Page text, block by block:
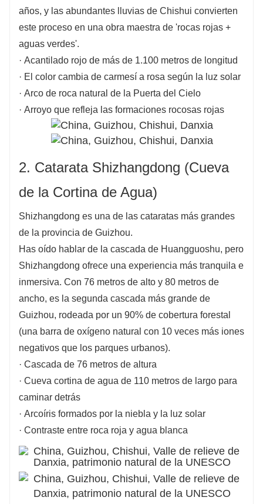
años, y las abundantes lluvias de Chishui convierten
este proceso en una obra maestra de 'rocas rojas +
aguas verdes'.
· Acantilado rojo de más de 1.100 metros de longitud
· El color cambia de carmesí a rosa según la luz solar
· Arco de roca natural de la Puerta del Cielo
· Arroyo que refleja las formaciones rocosas rojas
2. Catarata Shizhangdong (Cueva
de la Cortina de Agua)
Shizhangdong es una de las cataratas más grandes
de la provincia de Guizhou.
Has oído hablar de la cascada de Huangguoshu, pero
Shizhangdong ofrece una experiencia más tranquila e
inmersiva. Con 76 metros de alto y 80 metros de
ancho, es la segunda cascada más grande de
Guizhou, rodeada por un 90% de cobertura forestal
(una barra de oxígeno natural con 10 veces más iones
negativos que los parques urbanos).
· Cascada de 76 metros de altura
· Cueva cortina de agua de 110 metros de largo para
caminar detrás
· Arcoíris formados por la niebla y la luz solar
· Contraste entre roca roja y agua blanca